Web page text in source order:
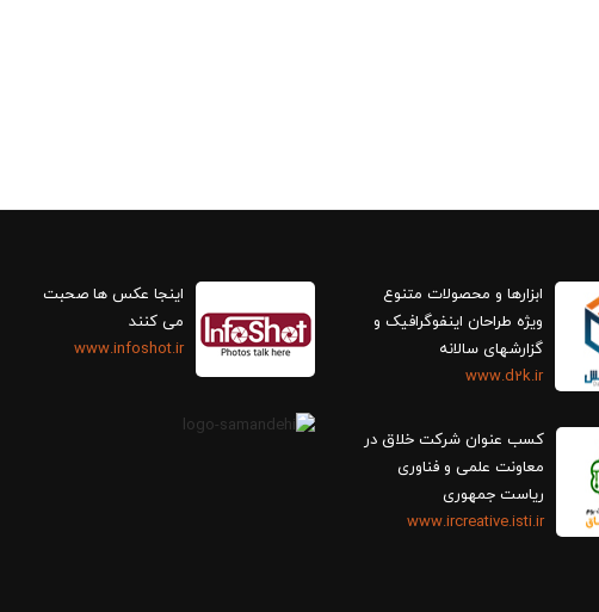
ابزارها و محصولات متنوع
ویژه طراحان اینفوگرافیک و
گزارش‎های سالانه
www.d2k.ir
کسب عنوان شرکت خلاق در
معاونت علمی و فناوری
ریاست جمهوری
www.ircreative.isti.ir
اینجا عکس ها صحبت
می کنند
www.infoshot.ir